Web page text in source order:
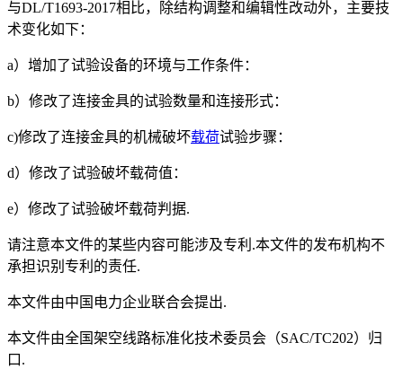
与DL/T1693-2017相比，除结构调整和编辑性改动外，主要技
术变化如下：
a）增加了试验设备的环境与工作条件：
b）修改了连接金具的试验数量和连接形式：
c)修改了连接金具的机械破坏载荷试验步骤：
d）修改了试验破坏载荷值：
e）修改了试验破坏载荷判据.
请注意本文件的某些内容可能涉及专利.本文件的发布机构不
承担识别专利的责任.
本文件由中国电力企业联合会提出.
本文件由全国架空线路标准化技术委员会（SAC/TC202）归
口.